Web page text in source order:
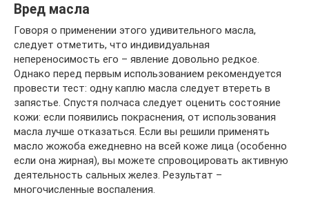
Вред масла
Говоря о применении этого удивительного масла,
следует отметить, что индивидуальная
непереносимость его – явление довольно редкое.
Однако перед первым использованием рекомендуется
провести тест: одну каплю масла следует втереть в
запястье. Спустя полчаса следует оценить состояние
кожи: если появились покраснения, от использования
масла лучше отказаться. Если вы решили применять
масло жожоба ежедневно на всей коже лица (особенно
если она жирная), вы можете спровоцировать активную
деятельность сальных желез. Результат –
многочисленные воспаления.